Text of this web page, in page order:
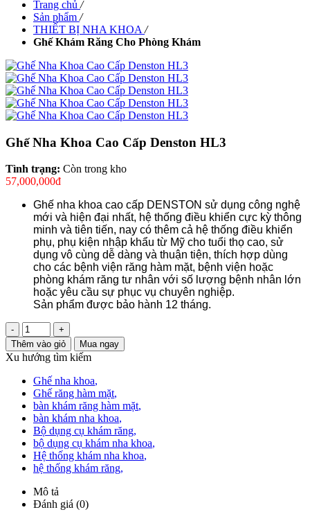
Trang chủ /
Sản phẩm /
THIẾT BỊ NHA KHOA /
Ghế Khám Răng Cho Phòng Khám
Ghế Nha Khoa Cao Cấp Denston HL3
Tình trạng: Còn trong kho
57,000,000đ
Ghế nha khoa cao cấp DENSTON sử dụng công nghệ
mới và hiện đại nhất, hệ thống điều khiển cực kỳ thông
minh và tiên tiến, nay có thêm cả hệ thống điều khiển
phụ, phụ kiện nhập khẩu từ Mỹ cho tuổi thọ cao, sử
dụng vô cùng dễ dàng và thuận tiện, thích hợp dùng
cho các bệnh viện răng hàm mặt, bệnh viện hoặc
phòng khám răng tư nhân với số lượng bệnh nhân lớn
hoặc yêu cầu sự phục vụ chuyên nghiệp.
Sản phẩm được bảo hành 12 tháng.
-
+
Thêm vào giỏ
Mua ngay
Xu hướng tìm kiếm
Ghế nha khoa,
Ghế răng hàm mặt,
bàn khám răng hàm mặt,
bàn khám nha khoa,
Bộ dụng cụ khám răng,
bộ dụng cụ khám nha khoa,
Hệ thống khám nha khoa,
hệ thống khám răng,
Mô tả
Đánh giá (0)